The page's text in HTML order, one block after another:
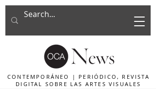
CONTEMPORÁNEO | PERIÓDICO, REVISTA
DIGITAL SOBRE LAS ARTES VISUALES